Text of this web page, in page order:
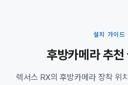
설치 가이드
후방카메라 추천
렉서스 RX의 후방카메라 장착 위